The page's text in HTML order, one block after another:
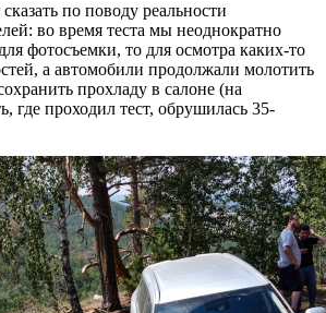
по поводу реальности
во время теста мы неоднократно
фотосъемки, то для осмотра каких-то
а автомобили продолжали молотить
прохладу в салоне (на
где проходил тест, обрушилась 35-